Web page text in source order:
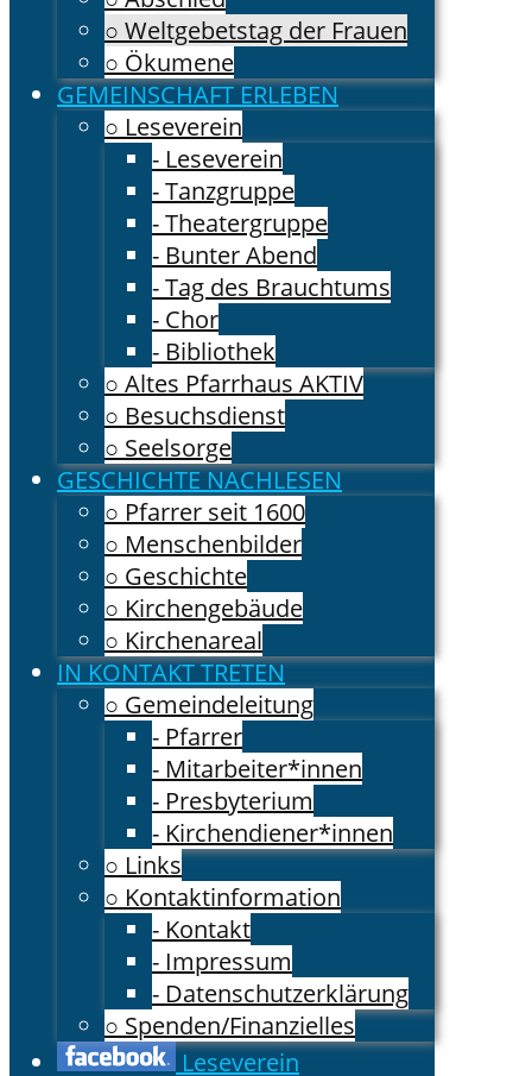
○ Weltgebetstag der Frauen
○ Ökumene
GEMEINSCHAFT ERLEBEN
○ Leseverein
- Leseverein
- Tanzgruppe
- Theatergruppe
- Bunter Abend
- Tag des Brauchtums
- Chor
- Bibliothek
○ Altes Pfarrhaus AKTIV
○ Besuchsdienst
○ Seelsorge
GESCHICHTE NACHLESEN
○ Pfarrer seit 1600
○ Menschenbilder
○ Geschichte
○ Kirchengebäude
○ Kirchenareal
IN KONTAKT TRETEN
○ Gemeindeleitung
- Pfarrer
- Mitarbeiter*innen
- Presbyterium
- Kirchendiener*innen
○ Links
○ Kontaktinformation
- Kontakt
- Impressum
- Datenschutzerklärung
○ Spenden/Finanzielles
Leseverein